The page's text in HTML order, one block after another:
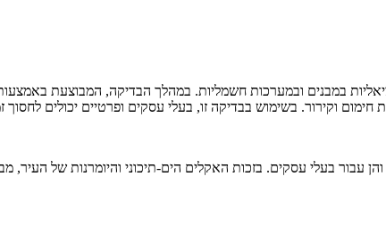
במבנים ובמערכות חשמליות. במהלך הבדיקה, המבוצעת
וקירור. בשימוש בבדיקה זו, בעלי עסקים ופרטיים יכולים לחסוך
והן עבור בעלי עסקים. בזכות האקלים הים-תיכוני והיומרנות של